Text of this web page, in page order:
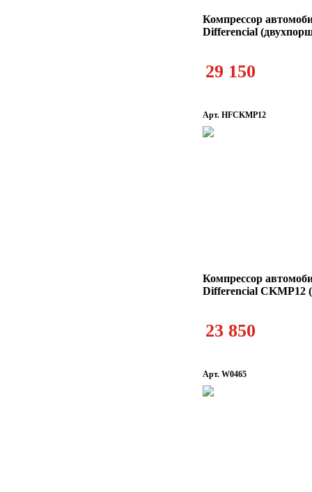
Компрессор
Differencial
29 150
Арт. HFCKMP12
Компрессор
Differencial CKMP12
23 850
Арт. W0465